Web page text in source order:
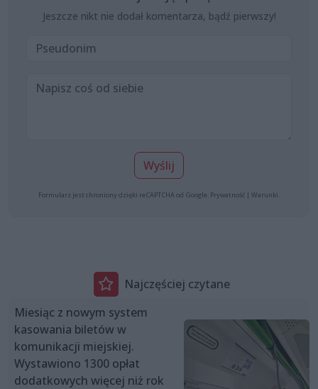
Jeszcze nikt nie dodał komentarza, bądź pierwszy!
Wyślij
Formularz jest chroniony dzięki reCAPTCHA od Google: Prywatność | Warunki
Najczęściej czytane
Miesiąc z nowym system
kasowania biletów w
komunikacji miejskiej.
Wystawiono 1300 opłat
dodatkowych więcej niż rok